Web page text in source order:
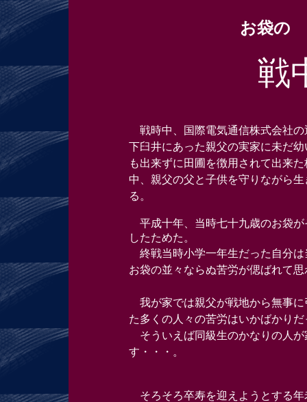
お袋の
戦
戦時中、国際電気通信株式会社
下臼井にあった親父の実家に未だ
も出来ずに田圃を徴用されて出来
中、親父の父と子供を守りながら
る。
平成十年、当時七十九歳のお袋が
したためた。
終戦当時小学一年生だった自分は
お袋の並々ならぬ苦労が偲ばれて
我が家では親父が戦地から無事に
た多くの人々の苦労はいかばかり
そういえば同級生のかなりの人
す・・・。
そろそろ卒寿を迎えようとする年